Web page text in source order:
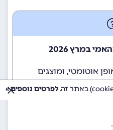
שערי הדולר בהאמי במרץ 2026
אוטומטי, ומוצגים
לפרטים נוספים »